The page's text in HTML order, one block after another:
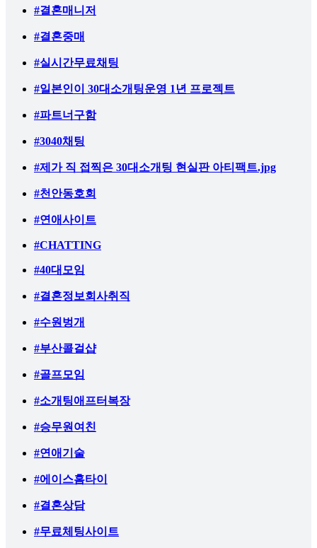
#결혼매니저
#결혼중매
#실시간무료채팅
#일본인이 30대소개팅운영 1년 프로젝트
#파트너구함
#3040채팅
#제가 직 접찍은 30대소개팅 현실판 아티팩트.jpg
#천안동호회
#연애사이트
#CHATTING
#40대모임
#결혼정보회사취직
#수원벙개
#부산콜걸샵
#골프모임
#소개팅애프터복장
#승무원여친
#연애기술
#에이스홈타이
#결혼상담
#무료체팅사이트